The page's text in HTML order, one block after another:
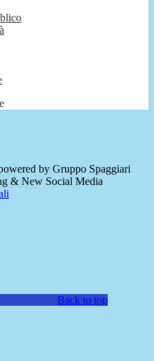
by Gruppo Spaggiari
& New Social Media
Back to top